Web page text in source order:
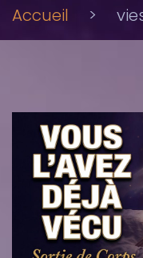
Accueil >